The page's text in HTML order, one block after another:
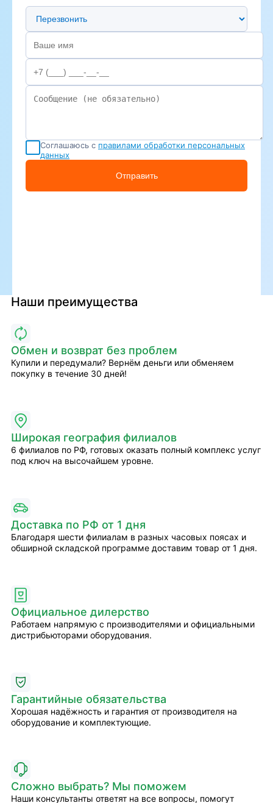
Предпочтительный способ связи
Соглашаюсь с правилами обработки персональных
данных
Отправить
Наши преимущества
Обмен и возврат без проблем
Купили и передумали? Вернём деньги или обменяем
покупку в течение 30 дней!
Широкая география филиалов
6 филиалов по РФ, готовых оказать полный комплекс услуг
под ключ на высочайшем уровне.
Доставка по РФ от 1 дня
Благодаря шести филиалам в разных часовых поясах и
обширной складской программе доставим товар от 1 дня.
Официальное дилерство
Работаем напрямую с производителями и официальными
дистрибьюторами оборудования.
Гарантийные обязательства
Хорошая надёжность и гарантия от производителя на
оборудование и комплектующие.
Сложно выбрать? Мы поможем
Наши консультанты ответят на все вопросы, помогут